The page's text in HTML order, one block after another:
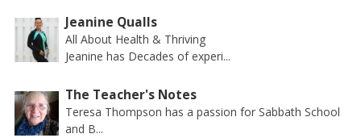
Jeanine Qualls
All About Health & Thriving
Jeanine has Decades of experi...
The Teacher's Notes
Teresa Thompson has a passion for Sabbath School
and B...